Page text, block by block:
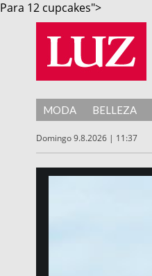
Para 12 cupcakes">
MODA BELLEZA
Domingo 9.8.2026 | 11:37